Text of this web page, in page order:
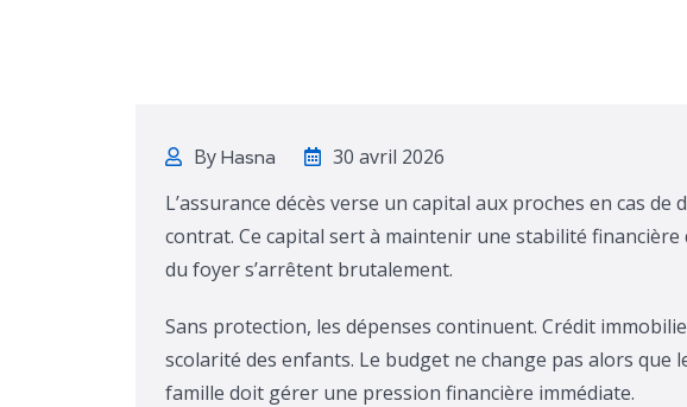
ByHasna
30 avril 2026
L’assurance décès verse un capital aux proches en cas
contrat. Ce capital sert à maintenir une stabilité
du foyer s’arrêtent brutalement.
Sans protection, les dépenses continuent. Crédit
scolarité des enfants. Le budget ne change pas alors que
famille doit gérer une pression financière immédiate.